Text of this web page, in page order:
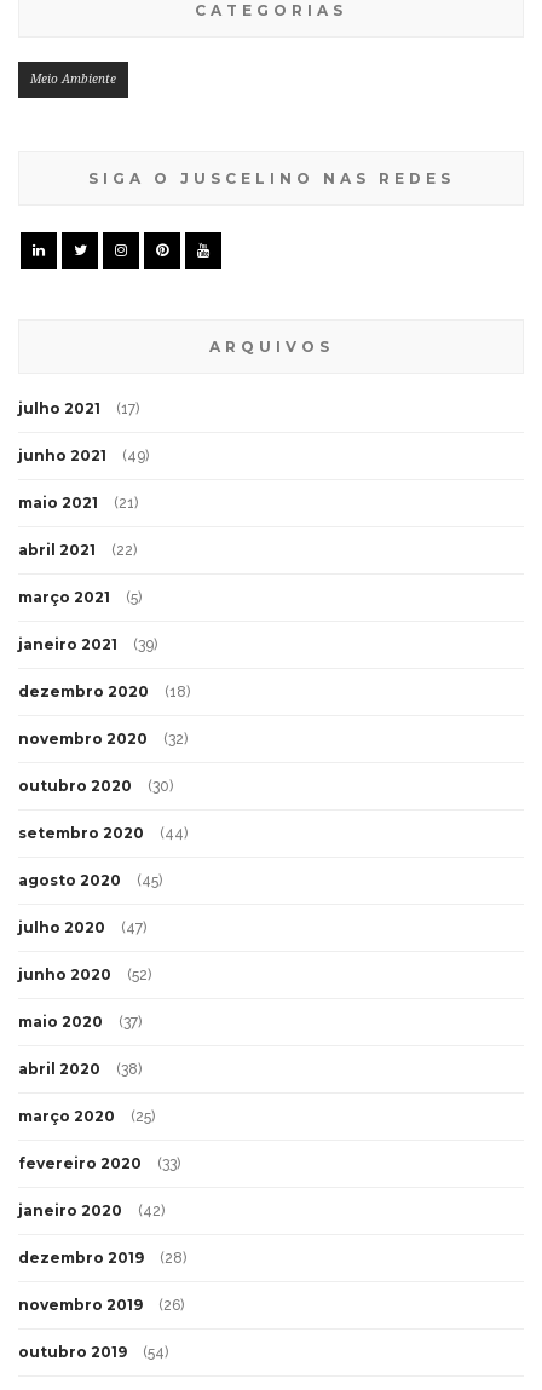
CATEGORIAS
Meio Ambiente
SIGA O JUSCELINO NAS REDES
ARQUIVOS
julho 2021 (17)
junho 2021 (49)
maio 2021 (21)
abril 2021 (22)
março 2021 (5)
janeiro 2021 (39)
dezembro 2020 (18)
novembro 2020 (32)
outubro 2020 (30)
setembro 2020 (44)
agosto 2020 (45)
julho 2020 (47)
junho 2020 (52)
maio 2020 (37)
abril 2020 (38)
março 2020 (25)
fevereiro 2020 (33)
janeiro 2020 (42)
dezembro 2019 (28)
novembro 2019 (26)
outubro 2019 (54)